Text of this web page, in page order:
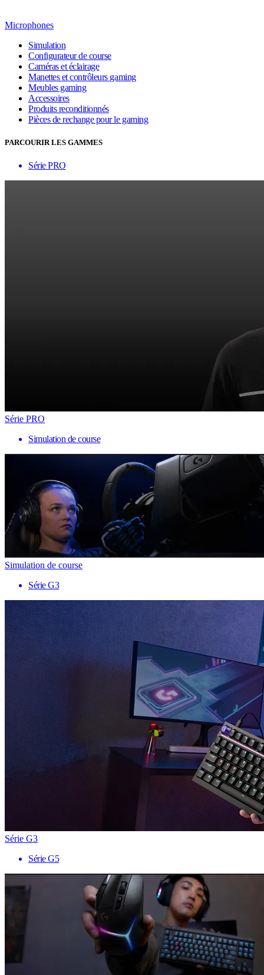
Microphones
Simulation
Configurateur de course
Caméras et éclairage
Manettes et contrôleurs gaming
Meubles gaming
Accessoires
Produits reconditionnés
Pièces de rechange pour le gaming
PARCOURIR LES GAMMES
Série PRO
Série PRO
Simulation de course
Simulation de course
Série G3
Série G3
Série G5